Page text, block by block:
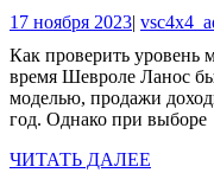
17 ноября 202317
2023
|
Как проверить уровень масла в КПП Ланос и заменить В свое
время Шевроле Ланос
моделью, продажи
год. Однако при выборе
ЧИТАТЬ ДАЛЕЕ